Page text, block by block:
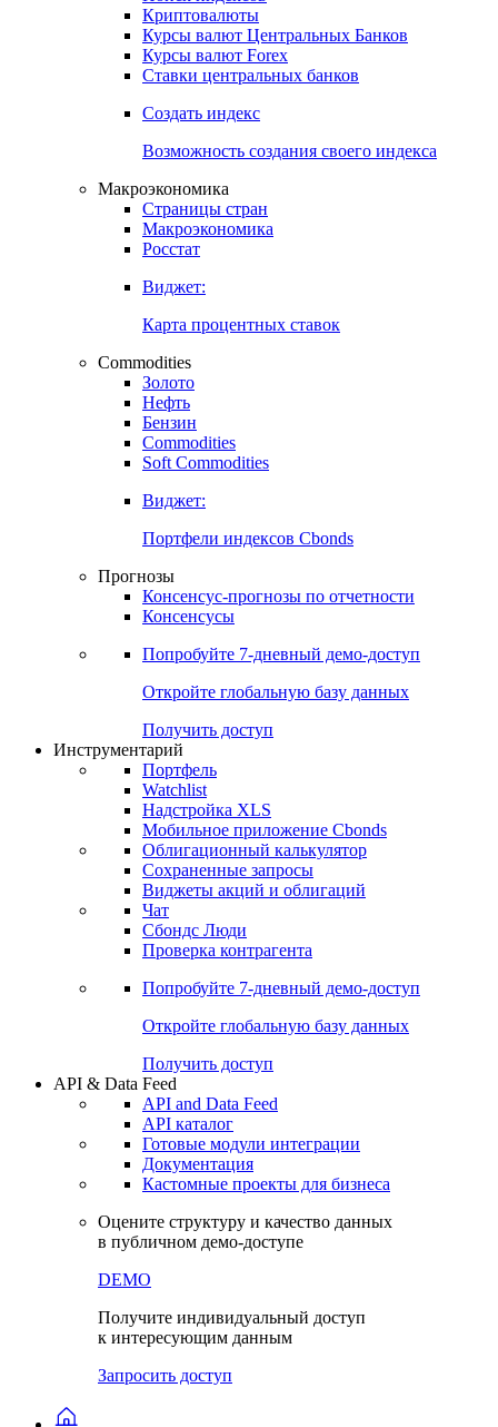
Получить доступ
Индикаторы рынка
Поиск индексов
Курсы валют Центральных Банков
Ставки центральных банков
Создать индекс
Возможность создания своего индекса
Страницы стран
Росстат
Виджет:
Карта процентных ставок
Commodities
Золото
Бензин
Soft Commodities
Виджет:
Портфели индексов Cbonds
Прогнозы
Консенсусы
Попробуйте7-дневный
Откройте глобальную базу данных
Получить доступ
Инструментарий
Портфель
Watchlist
Надстройка XLS
Мобильное приложение Cbonds
Облигационный калькулятор
Сохраненные запросы
Чат
Проверка контрагента
Попробуйте7-дневный
Откройте глобальную базу данных
Получить доступ
API & Data Feed
API and Data Feed
Готовые модули интеграции
Документация
в публичном демо-доступе